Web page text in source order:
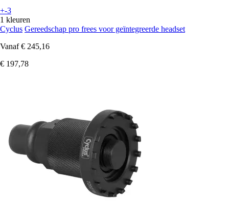
+-3
1 kleuren
Cyclus Gereedschap pro frees voor geïntegreerde headset
Vanaf € 245,16
€ 197,78